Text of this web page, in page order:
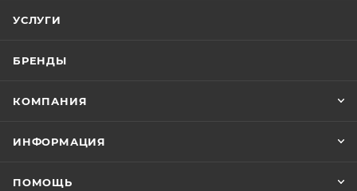
УСЛУГИ
БРЕНДЫ
КОМПАНИЯ
ИНФОРМАЦИЯ
ПОМОЩЬ